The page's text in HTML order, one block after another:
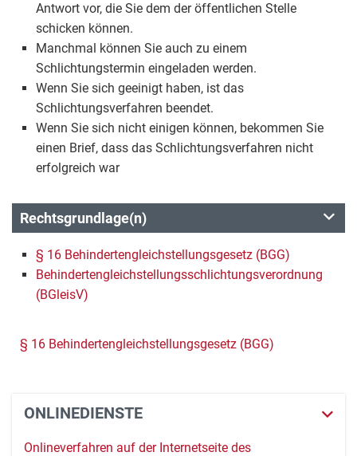
Antwort vor, die Sie dem der öffentlichen Stelle
schicken können.
Manchmal können Sie auch zu einem
Schlichtungstermin eingeladen werden.
Wenn Sie sich geeinigt haben, ist das
Schlichtungsverfahren beendet.
Wenn Sie sich nicht einigen können, bekommen Sie
einen Brief, dass das Schlichtungsverfahren nicht
erfolgreich war
Rechtsgrundlage(n)
§ 16 Behindertengleichstellungsgesetz (BGG)
Behindertengleichstellungsschlichtungsverordnung
(BGleisV)
§ 16 Behindertengleichstellungsgesetz (BGG)
ONLINEDIENSTE
Onlineverfahren auf der Internetseite des